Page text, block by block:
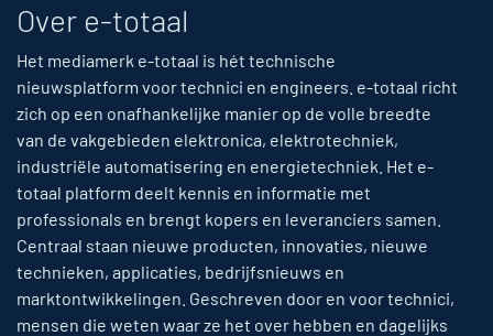
Over e-totaal
Het mediamerk e-totaal is hét technische
nieuwsplatform voor technici en engineers. e-totaal richt
zich op een onafhankelijke manier op de volle breedte
van de vakgebieden elektronica, elektrotechniek,
industriële automatisering en energietechniek. Het e-
totaal platform deelt kennis en informatie met
professionals en brengt kopers en leveranciers samen.
Centraal staan nieuwe producten, innovaties, nieuwe
technieken, applicaties, bedrijfsnieuws en
marktontwikkelingen. Geschreven door en voor technici,
mensen die weten waar ze het over hebben en dagelijks